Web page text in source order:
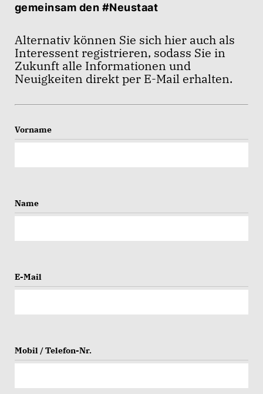
gemeinsam den #Neustaat
Alternativ können Sie sich hier auch als
Interessent registrieren, sodass Sie in
Zukunft alle Informationen und
Neuigkeiten direkt per E-Mail erhalten.
Vorname
Name
E-Mail
Mobil / Telefon-Nr.